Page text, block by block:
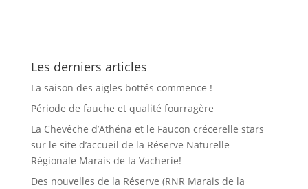
Les derniers articles
La saison des aigles bottés commence !
Période de fauche et qualité fourragère
La Chevêche d’Athéna et le Faucon crécerelle stars
sur le site d’accueil de la Réserve Naturelle
Régionale Marais de la Vacherie!
Des nouvelles de la Réserve (RNR Marais de la